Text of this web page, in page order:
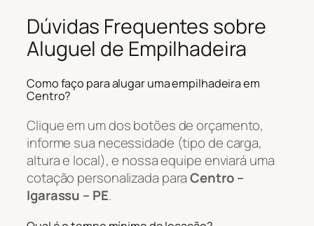
Dúvidas Frequentes sobre
Aluguel de Empilhadeira
Como faço para alugar uma empilhadeira em
Centro?
Clique em um dos botões de orçamento,
informe sua necessidade (tipo de carga,
altura e local), e nossa equipe enviará uma
cotação personalizada paraCentro –
Igarassu – PE.